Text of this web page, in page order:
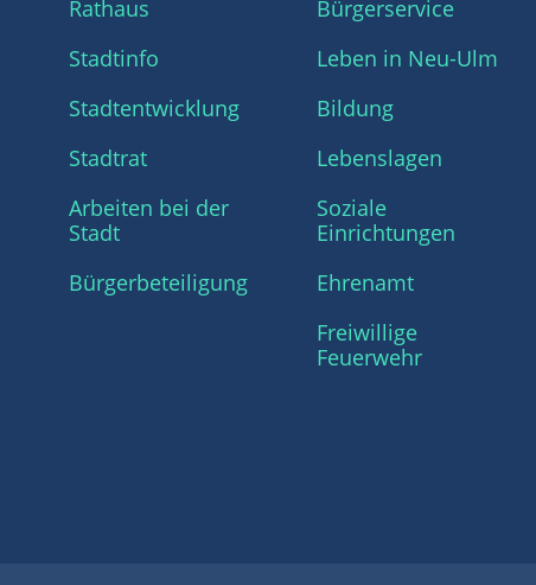
Rathaus
Stadtinfo
Stadtentwicklung
Stadtrat
Arbeiten bei der
Stadt
Bürgerbeteiligung
Bürgerservice
Leben in Neu-Ulm
Bildung
Lebenslagen
Soziale
Einrichtungen
Ehrenamt
Freiwillige
Feuerwehr